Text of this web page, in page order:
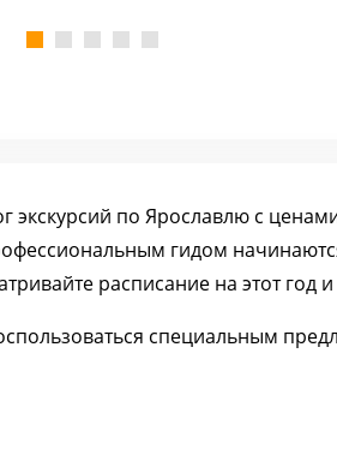
экскурсий по Ярославлю с
гидом
расписание на этот год
специальным